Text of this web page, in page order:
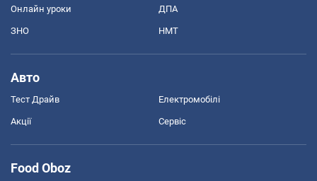
Онлайн уроки ДПА
ЗНО НМТ
Авто
Тест Драйв Електромобілі
Акції Сервіс
Food Oboz